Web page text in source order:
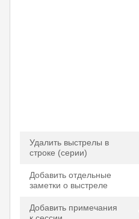
Удалить выстрелы в
строке (серии)
Добавить отдельные
заметки о выстреле
Добавить примечания